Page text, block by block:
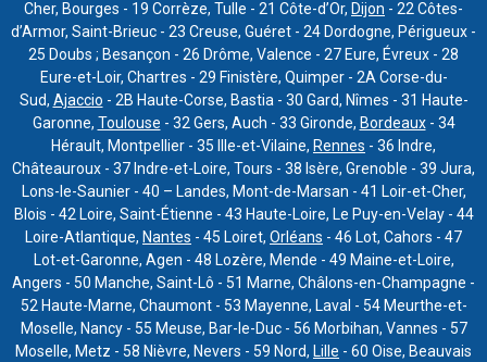
Cher, Bourges - 19 Corrèze, Tulle - 21 Côte-d’Or, Dijon - 22 Côtes-
d’Armor, Saint-Brieuc - 23 Creuse, Guéret - 24 Dordogne, Périgueux -
25 Doubs ; Besançon - 26 Drôme, Valence - 27 Eure, Évreux - 28
Eure-et-Loir, Chartres - 29 Finistère, Quimper - 2A Corse-du-
Sud, Ajaccio - 2B Haute-Corse, Bastia - 30 Gard, Nîmes - 31 Haute-
Garonne, Toulouse - 32 Gers, Auch - 33 Gironde, Bordeaux- 34
Hérault, Montpellier - 35 Ille-et-Vilaine, Rennes - 36 Indre,
Châteauroux - 37 Indre-et-Loire, Tours - 38 Isère, Grenoble - 39 Jura,
Lons-le-Saunier - 40 – Landes, Mont-de-Marsan - 41 Loir-et-Cher,
Blois - 42 Loire, Saint-Étienne - 43 Haute-Loire, Le Puy-en-Velay - 44
Loire-Atlantique, Nantes - 45 Loiret, Orléans - 46 Lot, Cahors - 47
Lot-et-Garonne, Agen - 48 Lozère, Mende - 49 Maine-et-Loire,
Angers - 50 Manche, Saint-Lô - 51 Marne, Châlons-en-Champagne -
52 Haute-Marne, Chaumont - 53 Mayenne, Laval - 54 Meurthe-et-
Moselle, Nancy - 55 Meuse, Bar-le-Duc - 56 Morbihan, Vannes - 57
Moselle, Metz - 58 Nièvre, Nevers - 59 Nord, Lille - 60 Oise, Beauvais